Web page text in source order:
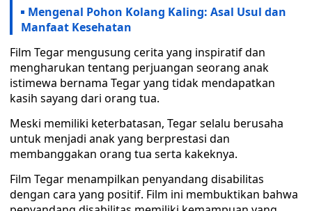
Mengenal Pohon Kolang Kaling: Asal Usul dan
Manfaat Kesehatan
Film Tegar mengusung cerita yang inspiratif dan
mengharukan tentang perjuangan seorang anak
istimewa bernama Tegar yang tidak mendapatkan
kasih sayang dari orang tua.
Meski memiliki keterbatasan, Tegar selalu berusaha
untuk menjadi anak yang berprestasi dan
membanggakan orang tua serta kakeknya.
Film Tegar menampilkan penyandang disabilitas
dengan cara yang positif. Film ini membuktikan bahwa